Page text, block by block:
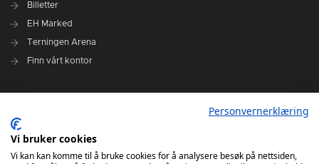
Billetter
EH Marked
Terningen Arena
Finn vårt kontor
Administrasjonen i Elverum Håndball
Styre og utvalg
Personvernerklæring
Vi bruker cookies
Vi kan kan komme til å bruke cookies for å analysere besøk på nettsiden,